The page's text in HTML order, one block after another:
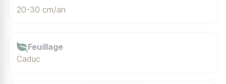
20-30 cm/an
Feuillage
Caduc